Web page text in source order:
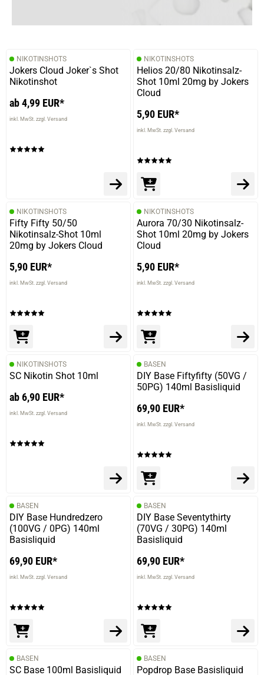
Steven W.
Die Bewertung erfolgte ohne Abgabe eines Kommentars
07.05.2025 — via
Trustedshops.de
verifizierter Onlinekauf.
Die Bewertung erfolgte ohne Abgabe eines Kommentars
08.04.2025 — via
Trustedshops.de
Robert K.
verifizierter Onlinekauf.
Die Bewertung erfolgte ohne Abgabe eines Kommentars
01.10.2024 — via
Trustedshops.de
Alexander W.
Die Bewertung erfolgte ohne Abgabe eines Kommentars
NIKOTINSHOTS
Jokers Cloud Joker`s Shot
Nikotinshot
ab 4,99 EUR*
inkl. MwSt. zzgl. Versand
NIKOTINSHOTS
Helios 20/80 Nikotinsalz-
Shot 10ml 20mg by Jokers
Cloud
5,90 EUR*
inkl. MwSt. zzgl. Versand
NIKOTINSHOTS
Fifty Fifty 50/50
Nikotinsalz-Shot 10ml
20mg by Jokers Cloud
5,90 EUR*
inkl. MwSt. zzgl. Versand
NIKOTINSHOTS
Aurora 70/30 Nikotinsalz-
Shot 10ml 20mg by Jokers
Cloud
5,90 EUR*
inkl. MwSt. zzgl. Versand
NIKOTINSHOTS
SC Nikotin Shot 10ml
ab 6,90 EUR*
inkl. MwSt. zzgl. Versand
BASEN
DIY Base Fiftyfifty (50VG /
50PG) 140ml Basisliquid
69,90 EUR*
inkl. MwSt. zzgl. Versand
BASEN
DIY Base Hundredzero
(100VG / 0PG) 140ml
Basisliquid
69,90 EUR*
inkl. MwSt. zzgl. Versand
BASEN
DIY Base Seventythirty
(70VG / 30PG) 140ml
Basisliquid
69,90 EUR*
inkl. MwSt. zzgl. Versand
BASEN
SC Base 100ml Basisliquid
BASEN
Popdrop Base Basisliquid